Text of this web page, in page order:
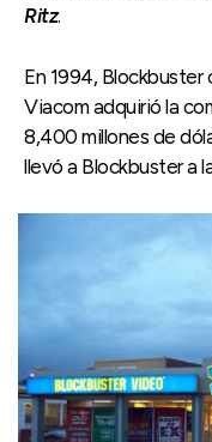
Ritz.
En 1994,
Viacom adquirió la
8,400 millones de
llevó a Blockbuster a